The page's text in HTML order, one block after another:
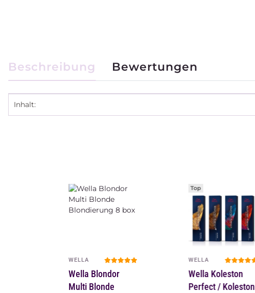
Beschreibung Bewertungen
Produkteigenschaft
Wert
Inhalt:
WELLA
Wella Blondor
Multi Blonde
Top
WELLA
Wella Koleston
Perfect / Koleston